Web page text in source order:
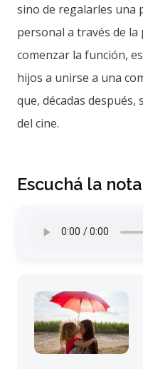
sino de regalarles una
personal a través de la
comenzar la función,
hijos a unirse a una
que, décadas después,
del cine.
Escuchá la nota